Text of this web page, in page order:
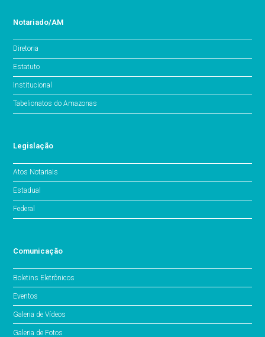
Notariado/AM
Diretoria
Estatuto
Institucional
Tabelionatos do Amazonas
Legislação
Atos Notariais
Estadual
Federal
Comunicação
Boletins Eletrônicos
Eventos
Galeria de Vídeos
Galeria de Fotos